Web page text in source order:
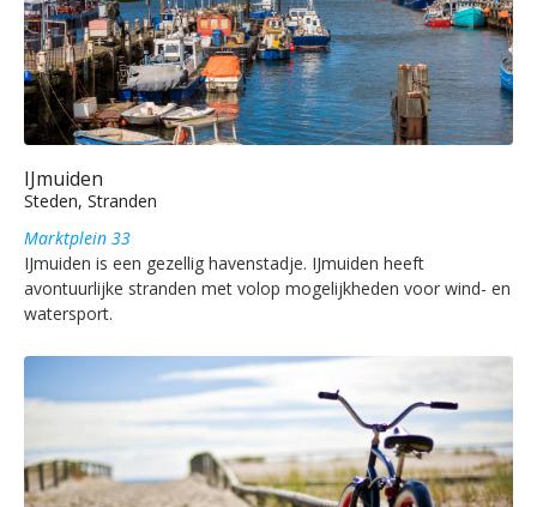
IJmuiden
Steden, Stranden
Marktplein 33
IJmuiden is een gezellig havenstadje. IJmuiden heeft
avontuurlijke stranden met volop mogelijkheden voor wind- en
watersport.